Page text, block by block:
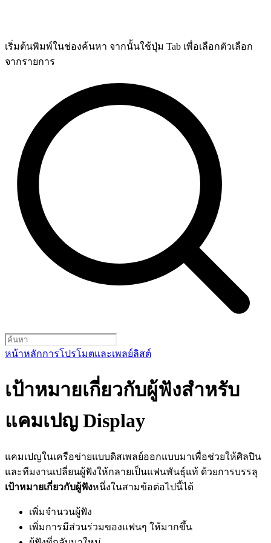
เริ่มต้นพิมพ์ในช่องค้นหา จากนั้นใช้ปุ่ม Tab เพื่อเลือกตัวเลือก
จากรายการ
หน้าหลักการโปรโมตและเพลย์ลิสต์
เป้าหมายเกี่ยวกับผู้ฟังสำหรับ
แคมเปญ Display
แคมเปญในเครือข่ายแบบดิสเพลย์ออกแบบมาเพื่อช่วยให้ศิลปิน
และทีมงานเปลี่ยนผู้ฟังให้กลายเป็นแฟนพันธุ์แท้ ด้วยการบรรลุ
เป้าหมายเกี่ยวกับผู้ฟังหนึ่งในสามข้อต่อไปนี้ได้
เพิ่มจำนวนผู้ฟัง
เพิ่มการมีส่วนร่วมของแฟนๆ ให้มากขึ้น